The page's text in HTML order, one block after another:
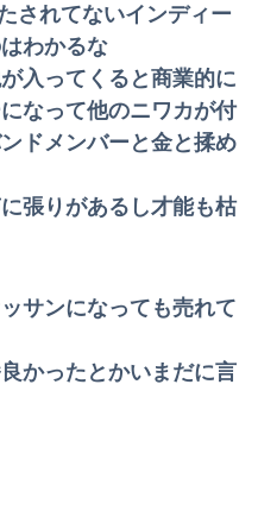
【悲報】落語家、亡くなったタレントからいじめられた過去を告白する…
で死去
7年で逝く。実刑確実か
成人向けゲーム『ヤリステ メスブター』開発者絶望、銀行がsteamからの入金を拒否→金が入ってなくても売上金額分の納税義務あり
、更新される
【うなぎとにんにく】焼き鳥焼いてるから見てクレメンスｗｗｗ（画像あり）
されてないインディー
わかるな
入ってくると商業的に
なって他のニワカが付
ドメンバーと金と揉め
張りがあるし才能も枯
サンになっても売れて
かったとかいまだに言